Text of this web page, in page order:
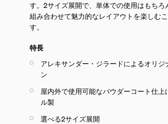
す。2サイズ展開で、単体での使用はもちろ
組み合わせて魅力的なレイアウトを楽しむ
す。
特長
アレキサンダー・ジラードによるオリジ
ン
屋内外で使用可能なパウダーコート仕上
ル製
選べる2サイズ展開